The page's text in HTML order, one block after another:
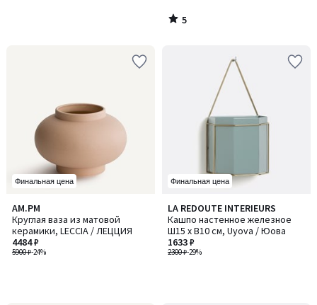
5
/
Финальная цена
AM.PM
Круглая ваза из матовой
керамики, LECCIA / ЛЕЦЦИЯ
5900 ₽-24%
4484 ₽
Финальная цена
LA REDOUTE INTERIEURS
Кашпо настенное железное
Ш15 x В10 см, Uyova / Юова
2300 ₽-29%
1633 ₽